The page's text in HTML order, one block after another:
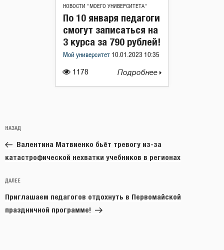
НОВОСТИ "МОЕГО УНИВЕРСИТЕТА"
1178
По 10 января педагоги
смогут записаться на
3 курса за 790 рублей!
Мой университет 10.01.2023 10:35
Подробнее
по
записям
Предыдущая
запись:
НАЗАД
Валентина Матвиенко бьёт тревогу из-за
катастрофической нехватки учебников в регионах
Следующая
запись
ДАЛЕЕ
Приглашаем педагогов отдохнуть в Первомайской
праздничной программе!